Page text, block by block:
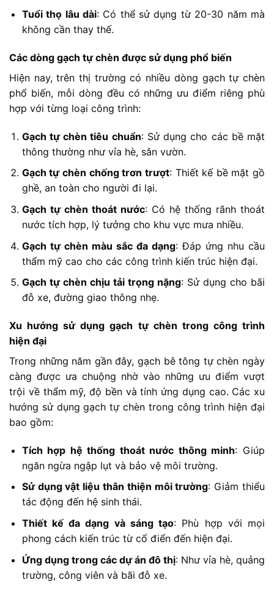
Tuổi thọ lâu dài: Có thể sử dụng từ 20-30 năm mà
không cần thay thế.
Các dòng gạch tự chèn được sử dụng phổ biến
Hiện nay, trên thị trường có nhiều dòng gạch tự chèn
phổ biến, mỗi dòng đều có những ưu điểm riêng phù
hợp với từng loại công trình:
Gạch tự chèn tiêu chuẩn: Sử dụng cho các bề mặt
thông thường như vỉa hè, sân vườn.
Gạch tự chèn chống trơn trượt: Thiết kế bề mặt gồ
ghề, an toàn cho người đi lại.
Gạch tự chèn thoát nước: Có hệ thống rãnh thoát
nước tích hợp, lý tưởng cho khu vực mưa nhiều.
Gạch tự chèn màu sắc đa dạng: Đáp ứng nhu cầu
thẩm mỹ cao cho các công trình kiến trúc hiện đại.
Gạch tự chèn chịu tải trọng nặng: Sử dụng cho bãi
đỗ xe, đường giao thông nhẹ.
Xu hướng sử dụng gạch tự chèn trong công trình
hiện đại
Trong những năm gần đây, gạch bê tông tự chèn ngày
càng được ưa chuộng nhờ vào những ưu điểm vượt
trội về thẩm mỹ, độ bền và tính ứng dụng cao. Các xu
hướng sử dụng gạch tự chèn trong công trình hiện đại
bao gồm:
Tích hợp hệ thống thoát nước thông minh: Giúp
ngăn ngừa ngập lụt và bảo vệ môi trường.
Sử dụng vật liệu thân thiện môi trường: Giảm thiểu
tác động đến hệ sinh thái.
Thiết kế đa dạng và sáng tạo: Phù hợp với mọi
phong cách kiến trúc từ cổ điển đến hiện đại.
Ứng dụng trong các dự án đô thị: Như vỉa hè, quảng
trường, công viên và bãi đỗ xe.